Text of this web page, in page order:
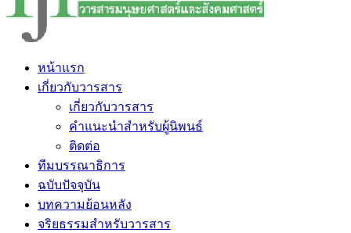
หน้าแรก
เกี่ยวกับวารสาร
เกี่ยวกับวารสาร
คำแนะนำสำหรับผู้นิพนธ์
ติดต่อ
ทีมบรรณาธิการ
ฉบับปัจจุบัน
บทความย้อนหลัง
จริยธรรมสำหรับวารสาร